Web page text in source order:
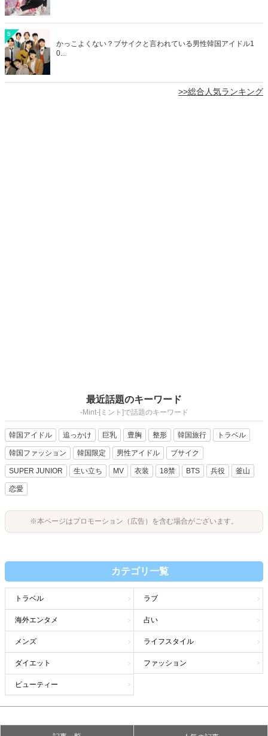
5
かっこよくない？ブサイクと言われている男性韓国アイドル1
0...
>>総合人気ランキング
最近話題のキーワード
-Mint-[ミント]で話題のキーワード
韓国アイドル 追っかけ 巨乳 豊胸 整形 韓国旅行 トラベル
韓国ファッション 韓国限定 男性アイドル ブサイク
SUPER JUNIOR 生い立ち MV 衣装 18禁 BTS 兵役 釜山
恋愛
※本ページはプロモーション（広告）を含む場合がございます。
カテゴリ一覧
トラベル ラブ
海外エンタメ 占い
メンズ ライフスタイル
ダイエット ファッション
ビューティー